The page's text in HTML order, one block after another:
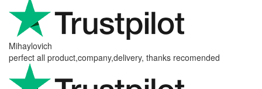
Mihaylovich
perfect all product,company,delivery, thanks recomended